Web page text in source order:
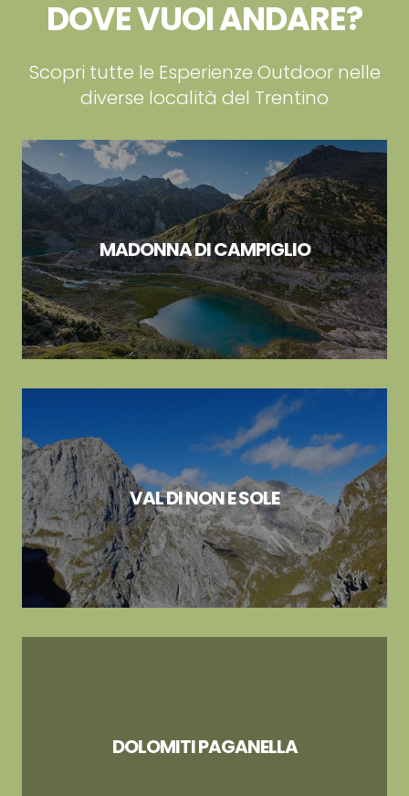
DOVE VUOI ANDARE?
Scopri tutte le Esperienze Outdoor nelle
diverse località del Trentino
MADONNA DI CAMPIGLIO
VAL DI NON E SOLE
DOLOMITI PAGANELLA